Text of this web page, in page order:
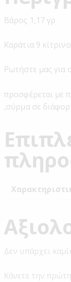
Βάρος 1,17 γρ
Καράτια 9
Ρωτήστε μας
προσφέρεται με
,σύρμα σε
Δεν υπάρχει
Κάνετε την